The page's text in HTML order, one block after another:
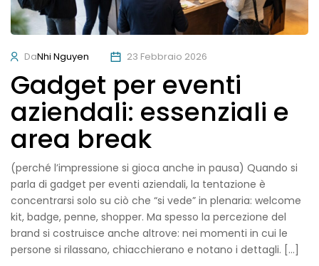
DaNhi Nguyen 23 Febbraio 2026
Gadget per eventi
aziendali: essenziali e
area break
(perché l’impressione si gioca anche in pausa) Quando si
parla di gadget per eventi aziendali, la tentazione è
concentrarsi solo su ciò che “si vede” in plenaria: welcome
kit, badge, penne, shopper. Ma spesso la percezione del
brand si costruisce anche altrove: nei momenti in cui le
persone si rilassano, chiacchierano e notano i dettagli. […]